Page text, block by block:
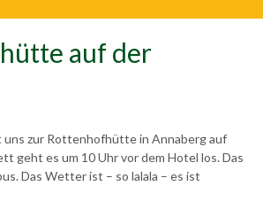
auf der
zur Rottenhofhütte in Annaberg auf
geht es um 10 Uhr vor dem Hotel los. Das
Das Wetter ist – so lalala – es ist